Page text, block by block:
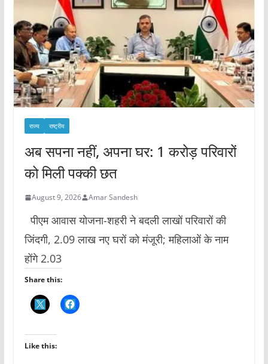
राज्य राष्ट्रीय
अब सपना नहीं, अपना घर: 1 करोड़ परिवारों
को मिली पक्की छत
August 9, 2026 Amar Sandesh
पीएम आवास योजना-शहरी ने बदली लाखों परिवारों की
जिंदगी, 2.09 लाख नए घरों को मंजूरी; महिलाओं के नाम
होंगे 2.03
Share this:
Like this: